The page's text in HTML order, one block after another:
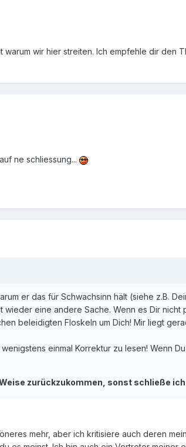
wir hier streiten. Ich empfehle dir den
ne schliessung...
er das für Schwachsinn hält (siehe z.B.
eine andere Sache. Wenn es Dir nicht
beleidigten Floskeln um Dich! Mir liegt
einmal Korrektur zu lesen! Wenn
zurückzukommen, sonst schließe ich
mehr, aber ich kritisiere auch deren